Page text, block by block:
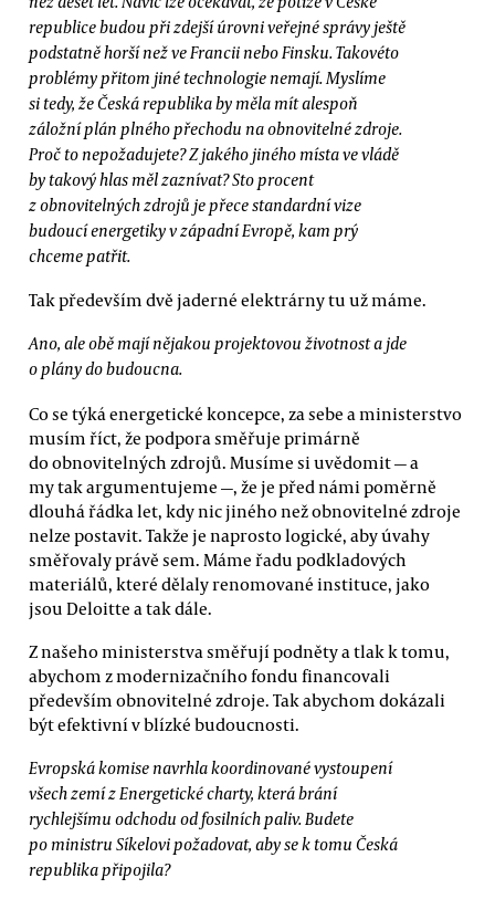
republice budou při zdejší úrovni veřejné správy ještě
podstatně horší než ve Francii nebo Finsku. Takovéto
problémy přitom jiné technologie nemají. Myslíme
si tedy, že Česká republika by měla mít alespoň
záložní plán plného přechodu na obnovitelné zdroje.
Proč to nepožadujete? Z jakého jiného místa ve vládě
by takový hlas měl zaznívat? Sto procent
z obnovitelných zdrojů je přece standardní vize
budoucí energetiky v západní Evropě, kam prý
chceme patřit.
Tak především dvě jaderné elektrárny tu už máme.
Ano, ale obě mají nějakou projektovou životnost a jde
o plány do budoucna.
Co se týká energetické koncepce, za sebe a ministerstvo
musím říct, že podpora směřuje primárně
do obnovitelných zdrojů. Musíme si uvědomit — a
my tak argumentujeme —, že je před námi poměrně
dlouhá řádka let, kdy nic jiného než obnovitelné zdroje
nelze postavit. Takže je naprosto logické, aby úvahy
směřovaly právě sem. Máme řadu podkladových
materiálů, které dělaly renomované instituce, jako
jsou Deloitte a tak dále.
Z našeho ministerstva směřují podněty a tlak k tomu,
abychom z modernizačního fondu financovali
především obnovitelné zdroje. Tak abychom dokázali
být efektivní v blízké budoucnosti.
Evropská komise navrhla koordinované vystoupení
všech zemí z Energetické charty, která brání
rychlejšímu odchodu od fosilních paliv. Budete
po ministru Síkelovi požadovat, aby se k tomu Česká
republika připojila?